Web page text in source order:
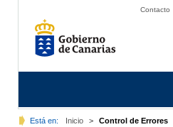
Contacto
Está en: Inicio > Control de Errores